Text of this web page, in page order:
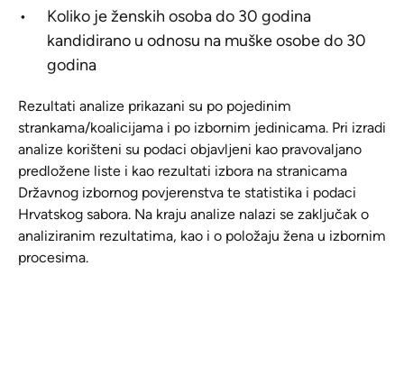
Koliko je ženskih osoba do 30 godina
kandidirano u odnosu na muške osobe do 30
godina
Rezultati analize prikazani su po pojedinim
strankama/koalicijama i po izbornim jedinicama. Pri izradi
analize korišteni su podaci objavljeni kao pravovaljano
predložene liste i kao rezultati izbora na stranicama
Državnog izbornog povjerenstva te statistika i podaci
Hrvatskog sabora. Na kraju analize nalazi se zaključak o
analiziranim rezultatima, kao i o položaju žena u izbornim
procesima.